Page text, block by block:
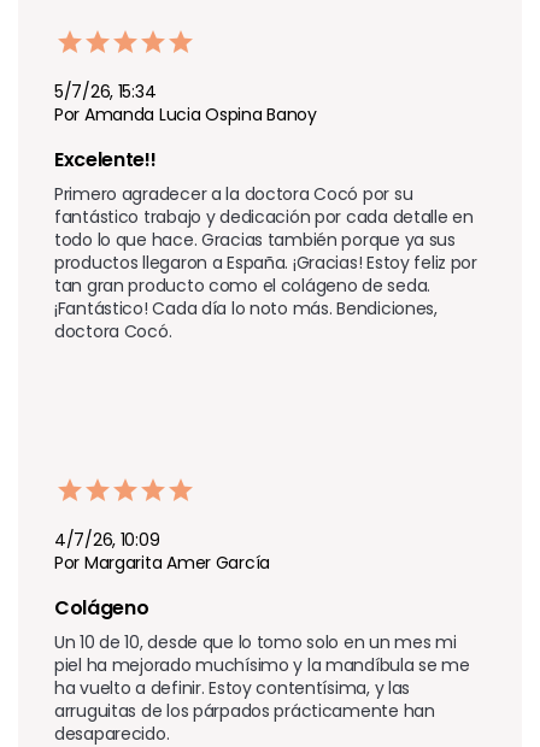
5/7/26, 15:34
Por Amanda Lucia Ospina Banoy
Excelente!!
Primero agradecer a la doctora Cocó por su
fantástico trabajo y dedicación por cada detalle en
todo lo que hace. Gracias también porque ya sus
productos llegaron a España. ¡Gracias! Estoy feliz por
tan gran producto como el colágeno de seda.
¡Fantástico! Cada día lo noto más. Bendiciones,
doctora Cocó.
4/7/26, 10:09
Por Margarita Amer García
Colágeno
Un 10 de 10, desde que lo tomo solo en un mes mi
piel ha mejorado muchísimo y la mandíbula se me
ha vuelto a definir. Estoy contentísima, y las
arruguitas de los párpados prácticamente han
desaparecido.